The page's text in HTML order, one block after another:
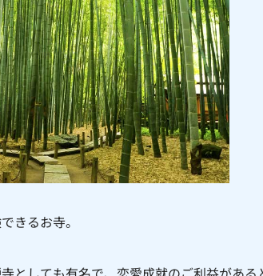
きるお寺。